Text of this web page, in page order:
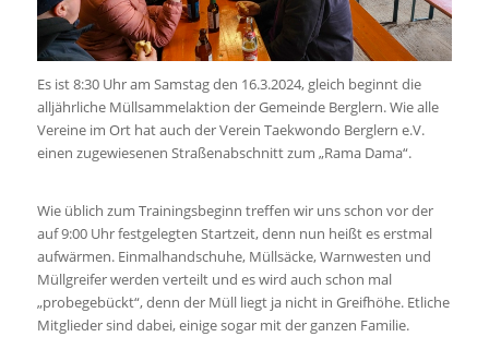
Es ist 8:30 Uhr am Samstag den 16.3.2024, gleich beginnt die
alljährliche Müllsammelaktion der Gemeinde Berglern. Wie alle
Vereine im Ort hat auch der Verein Taekwondo Berglern e.V.
einen zugewiesenen Straßenabschnitt zum „Rama Dama“.
Wie üblich zum Trainingsbeginn treffen wir uns schon vor der
auf 9:00 Uhr festgelegten Startzeit, denn nun heißt es erstmal
aufwärmen. Einmalhandschuhe, Müllsäcke, Warnwesten und
Müllgreifer werden verteilt und es wird auch schon mal
„probegebückt“, denn der Müll liegt ja nicht in Greifhöhe. Etliche
Mitglieder sind dabei, einige sogar mit der ganzen Familie.